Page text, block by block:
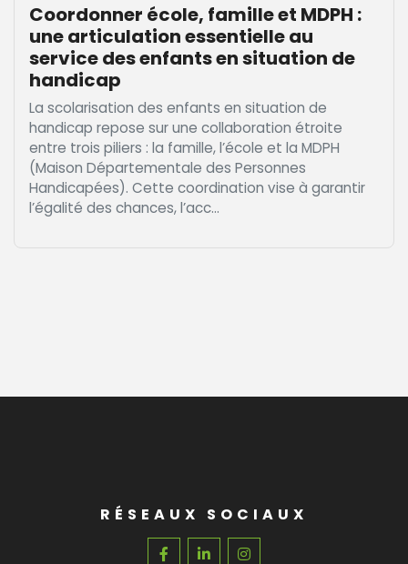
Coordonner école, famille et MDPH :
une articulation essentielle au
service des enfants en situation de
handicap
La scolarisation des enfants en situation de
handicap repose sur une collaboration étroite
entre trois piliers : la famille, l’école et la MDPH
(Maison Départementale des Personnes
Handicapées). Cette coordination vise à garantir
l’égalité des chances, l’acc...
RÉSEAUX SOCIAUX